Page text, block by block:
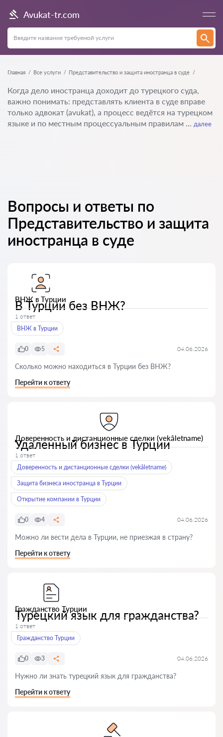
Avukat-tr.com
Главная Все услуги Представительство и защита иностранца в суде
Когда дело иностранца доходит до турецкого суда,
важно понимать: представлять клиента в суде вправе
только адвокат (avukat), а процесс ведётся на турецком
языке и по местным процессуальным правилам ... далее
Вопросы и ответы по
Представительство и защита
иностранца в суде
ВНЖ в Турции
В Турции без ВНЖ?
1 ответ
ВНЖ в Турции
0 5 04.06.2026
Сколько можно находиться в Турции без ВНЖ?
Перейти к ответу
Доверенность и дистанционные сделки (vekâletname)
Удаленный бизнес в Турции
1 ответ
Доверенность и дистанционные сделки (vekâletname)
Защита бизнеса иностранца в Турции
Открытие компании в Турции
0 4 04.06.2026
Можно ли вести дела в Турции, не приезжая в страну?
Перейти к ответу
Гражданство Турции
Турецкий язык для гражданства?
1 ответ
Гражданство Турции
0 3 04.06.2026
Нужно ли знать турецкий язык для гражданства?
Перейти к ответу